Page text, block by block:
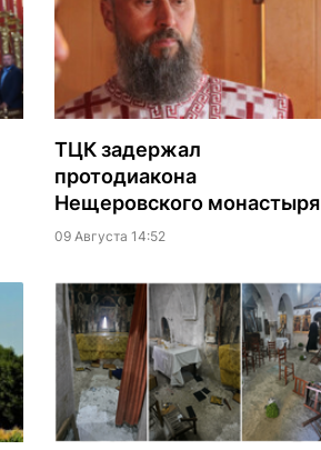
ТЦК задержал
протодиакона
Нещеровского монастыря
09 Августа 14:52